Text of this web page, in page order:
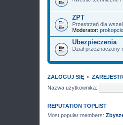
ZPT
Przestrzeń dla
Moderator: prokopcio
Ubezpieczenia
Dział przeznaczony
ZALOGUJ SIĘ •
Nazwa użytkownika:
REPUTATION TOPLIST
Most popular members: